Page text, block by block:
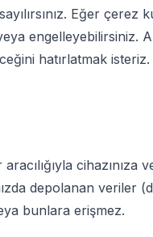
Eğer çerez
engelleyebilirsiniz.
hatırlatmak isteriz.
cihazınıza
depolanan veriler
bunlara erişmez.